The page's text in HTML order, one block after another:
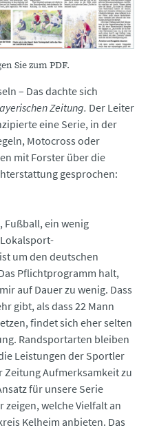
Sie zum PDF.
– Das dachte sich
Zeitung. Der Leiter
eine Serie, in der
Motocross oder
mit Forster über die
gesprochen:
Fußball, ein wenig
um den deutschen
Pflichtprogramm halt,
auf Dauer zu wenig. Dass
gibt, als dass 22 Mann
findet sich eher selten
Randsportarten bleiben
Leistungen der Sportler
Zeitung Aufmerksamkeit zu
für unsere Serie
zeigen, welche Vielfalt an
Kelheim anbieten. Das